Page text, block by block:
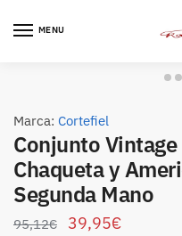
MENU
Marca: Cortefiel
Conjunto
Chaqueta y
Segunda Mano
95,12€ 39,95€